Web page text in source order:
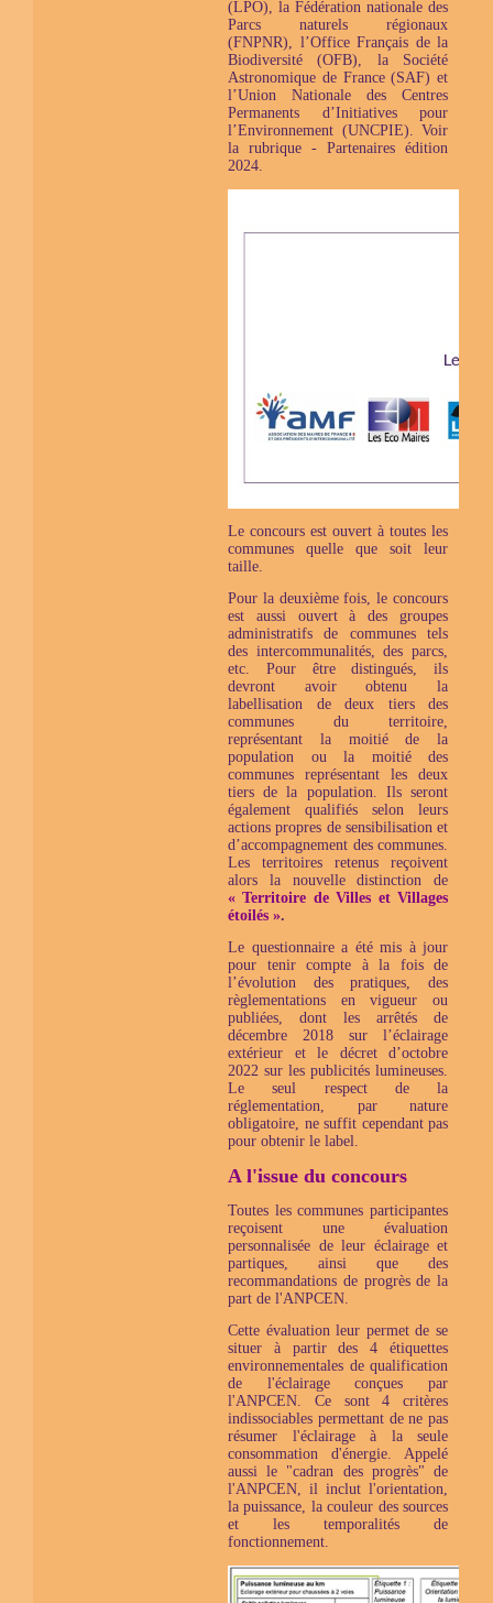
(LPO), la Fédération nationale des
Parcs naturels régionaux
(FNPNR), l’Office Français de la
Biodiversité (OFB), la Société
Astronomique de France (SAF) et
l’Union Nationale des Centres
Permanents d’Initiatives pour
l’Environnement (UNCPIE). Voir
la rubrique - Partenaires édition
2024.
Le concours est ouvert à toutes les
communes quelle que soit leur
taille.
Pour la deuxième fois, le concours
est aussi ouvert à des groupes
administratifs de communes tels
des intercommunalités, des parcs,
etc. Pour être distingués, ils
devront avoir obtenu la
labellisation de deux tiers des
communes du territoire,
représentant la moitié de la
population ou la moitié des
communes représentant les deux
tiers de la population. Ils seront
également qualifiés selon leurs
actions propres de sensibilisation et
d’accompagnement des communes.
Les territoires retenus reçoivent
alors la nouvelle distinction de
« Territoire de Villes et Villages
étoilés ».
Le questionnaire a été mis à jour
pour tenir compte à la fois de
l’évolution des pratiques, des
règlementations en vigueur ou
publiées, dont les arrêtés de
décembre 2018 sur l’éclairage
extérieur et le décret d’octobre
2022 sur les publicités lumineuses.
Le seul respect de la
réglementation, par nature
obligatoire, ne suffit cependant pas
pour obtenir le label.
A l'issue du concours
Toutes les communes participantes
reçoisent une évaluation
personnalisée de leur éclairage et
partiques, ainsi que des
recommandations de progrès de la
part de l'ANPCEN.
Cette évaluation leur permet de se
situer à partir des 4 étiquettes
environnementales de qualification
de l'éclairage conçues par
l'ANPCEN. Ce sont 4 critères
indissociables permettant de ne pas
résumer l'éclairage à la seule
consommation d'énergie. Appelé
aussi le "cadran des progrès" de
l'ANPCEN, il inclut l'orientation,
la puissance, la couleur des sources
et les temporalités de
fonctionnement.